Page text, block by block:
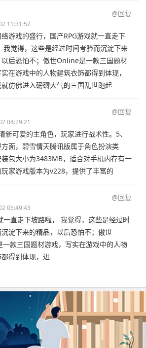
@回复
11:31:52
游戏的盛行，国产RPG游戏就一直走下
我觉得，这些是经过时间考验而沉淀下来
以后恐怕不；傲世Online是一款三国题材
在游戏中的人物建筑衣饰都得到体现，
仿佛进入磅礴大气的三国乱世跑起
@回复
04:29:21
新可爱的主角色，玩家进行战术性。5、
面，碧雪情天腾讯版属于角色扮演类
包大小为3483MB，适合对手机内存有一
家游戏版本为v228，提供了丰富的
@回复
05:49:43
一直走下坡路啦， 我觉得，这些是经过时
淀下来的精品，以后恐怕不；傲世
款三国题材游戏，写实在游戏中的人物
得到体现，进